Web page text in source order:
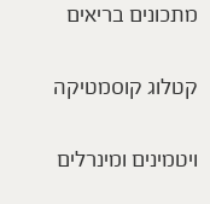
מתכונים בריאים
קטלוג קוסמטיקה
ויטמינים ומינרלים